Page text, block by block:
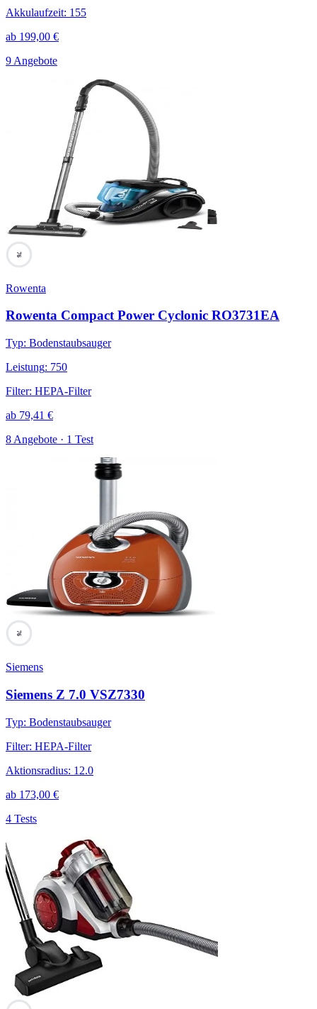
Akkulaufzeit: 155
ab 199,00 €
9 Angebote
76
Rowenta
Rowenta Compact Power Cyclonic RO3731EA
Typ: Bodenstaubsauger
Leistung: 750
Filter: HEPA-Filter
ab 79,41 €
8 Angebote · 1 Test
76
Siemens
Siemens Z 7.0 VSZ7330
Typ: Bodenstaubsauger
Filter: HEPA-Filter
Aktionsradius: 12.0
ab 173,00 €
4 Tests